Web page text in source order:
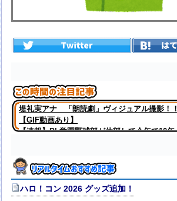
堤礼実アナ 「朗読劇」ヴィジュアル撮影！！
【GIF動画あり】
【速報】PL学園野球部が休部して今年で10年
ハロ！コン 2026 グッズ追加！